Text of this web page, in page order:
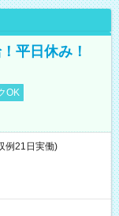
平日休み！
OK
例21日実働)